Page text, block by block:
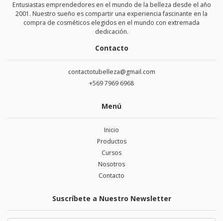
Entusiastas emprendedores en el mundo de la belleza desde el año
2001. Nuestro sueño es compartir una experiencia fascinante en la
compra de cosméticos elegidos en el mundo con extremada
dedicación.
Contacto
contactotubelleza@gmail.com
+569 7969 6968
Menú
Inicio
Productos
Cursos
Nosotros
Contacto
Suscríbete a Nuestro Newsletter